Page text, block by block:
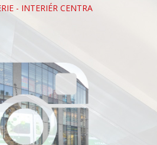
- INTERIÉR CENTRA